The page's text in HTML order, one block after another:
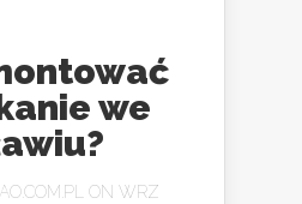
we
ON WRZ